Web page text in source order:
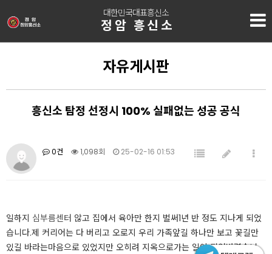
대한민국대표흥신소
정암 흥신소
자유게시판
흥신소 탐정 선정시 100% 실패없는 성공 공식
0건 1,098회 25-02-16 01:53
​​일하지 심부름센터 않고 집에서 육아만 한지 벌써1년 반 정도 지나게 되었
습니다.제 커리어는 다 버리고 오로지 우리 가족앞길 하나만 보고 꽃길만
있길 바라는마음으로 있었지만 오히려 지옥으로가는 일이 되어버렸습니